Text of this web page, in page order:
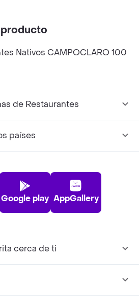
Nativos CAMPOCLARO 100
de Restaurantes
países
Google play AppGallery
cerca de ti